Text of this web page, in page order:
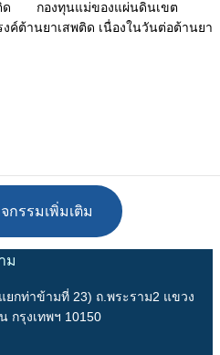
ติด กองทุนแม่ของแผ่นดินเขต
ค์ต้านยาเสพติด เนื่องในวันต่อต้านยา
กรรมเพิ่มเติม
ม
กท่าข้ามที่ 23) ถ.พระราม2 แขวง
กรุงเทพฯ 10150